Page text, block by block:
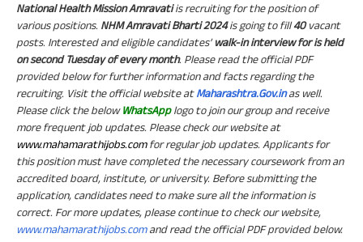
National Health Mission Amravatiis recruiting for the position of
various positions. NHM Amravati Bharti 2024is going to fill40vacant
posts. Interested and eligible candidates’walk-in interview for is held
on second Tuesday of every month. Please read the official PDF
provided below for further information and facts regarding the
recruiting. Visit the official website atMaharashtra.Gov.inas well.
Please click the belowWhatsApplogo to join our group and receive
more frequent job updates. Please check our website at
www.mahamarathijobs.comfor regular job updates. Applicants for
this position must have completed the necessary coursework from an
accredited board, institute, or university. Before submitting the
application, candidates need to make sure all the information is
correct. For more updates, please continue to check our website,
www.mahamarathijobs.comand read the official PDF provided below.